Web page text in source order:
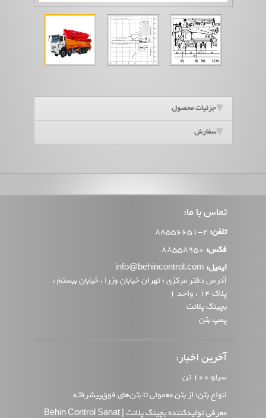
جزئیات محصول
سفارش
تماس با ما:
تلفن:
فکس:
ایمیل: info@behincontrol.com
آدرس دفتر مرکزی : تهران خیابان وزرا ، خیابان بیستم ،
پلاک 14 ، واحد 1
بچینگ پلانت
پمپ بتن
آخرین اخبار:
سیلو 100 تن
انواع بتن؛ از بتن معمولی تا بتن‌های فوق‌پیشرفته
معرفی تولیدکننده بچینگ پلانت | Behin Control Sanat